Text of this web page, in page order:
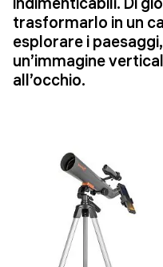
trasformarlo in un
esplorare i
un’immagine
all’occhio.